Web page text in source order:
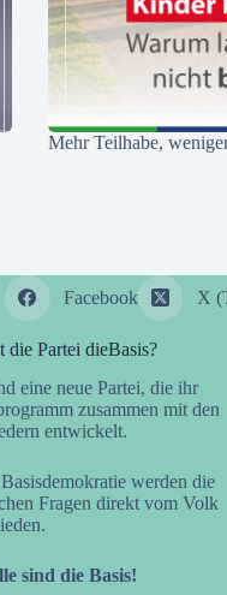
Mehr Teilhabe,
Facebook X
die Partei dieBasis?
eine neue Partei, die ihr
zusammen mit den
entwickelt.
werden die
Fragen direkt vom Volk
sind die Basis!